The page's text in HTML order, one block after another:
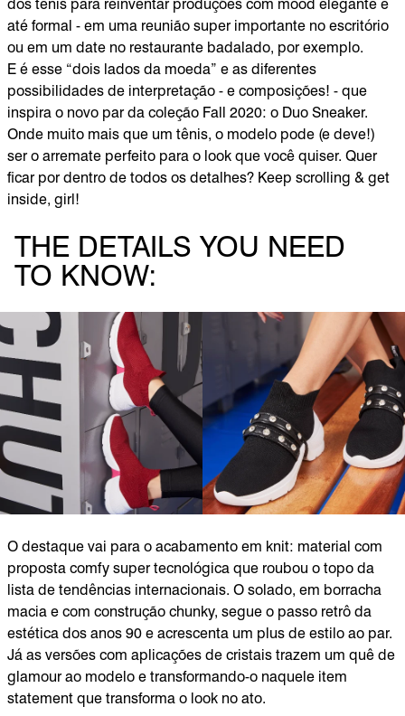
dos tênis para reinventar produções com mood elegante e
até formal - em uma reunião super importante no escritório
ou em um date no restaurante badalado, por exemplo.
E é esse “dois lados da moeda” e as diferentes
possibilidades de interpretação - e composições! - que
inspira o novo par da coleção Fall 2020: o Duo Sneaker.
Onde muito mais que um tênis, o modelo pode (e deve!)
ser o arremate perfeito para o look que você quiser. Quer
ficar por dentro de todos os detalhes? Keep scrolling & get
inside, girl!
THE DETAILS YOU NEED
TO KNOW:
O destaque vai para o acabamento em knit: material com
proposta comfy super tecnológica que roubou o topo da
lista de tendências internacionais. O solado, em borracha
macia e com construção chunky, segue o passo retrô da
estética dos anos 90 e acrescenta um plus de estilo ao par.
Já as versões com aplicações de cristais trazem um quê de
glamour ao modelo e transformando-o naquele item
statement que transforma o look no ato.